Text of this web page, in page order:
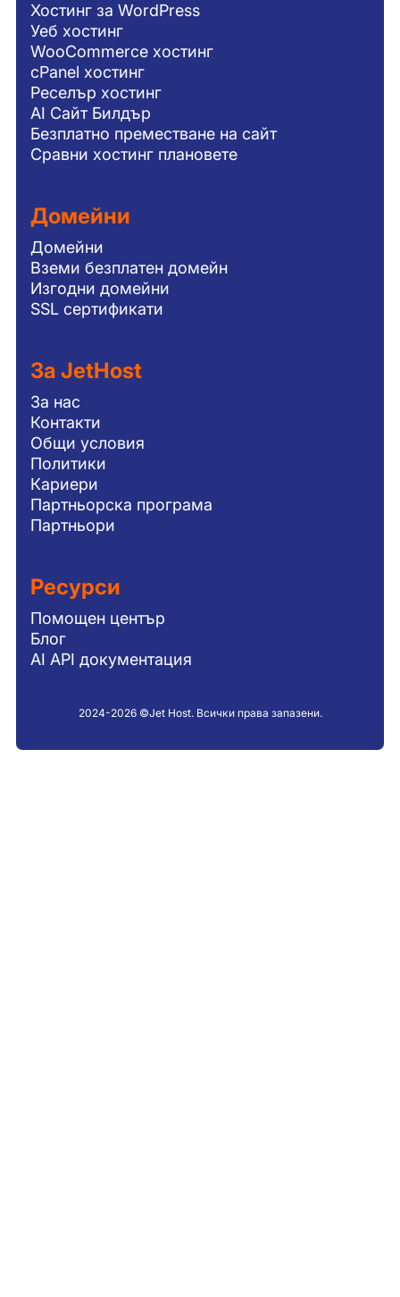
Хостинг за WordPress
Уеб хостинг
WooCommerce хостинг
cPanel хостинг
Реселър хостинг
AI Сайт Билдър
Безплатно преместване на сайт
Сравни хостинг плановете
Домейни
Домейни
Вземи безплатен домейн
Изгодни домейни
SSL сертификати
За JetHost
За нас
Контакти
Общи условия
Политики
Кариери
Партньорска програма
Партньори
Ресурси
Помощен център
Блог
AI API документация
2024-2026 ©Jet Host. Всички права запазени.